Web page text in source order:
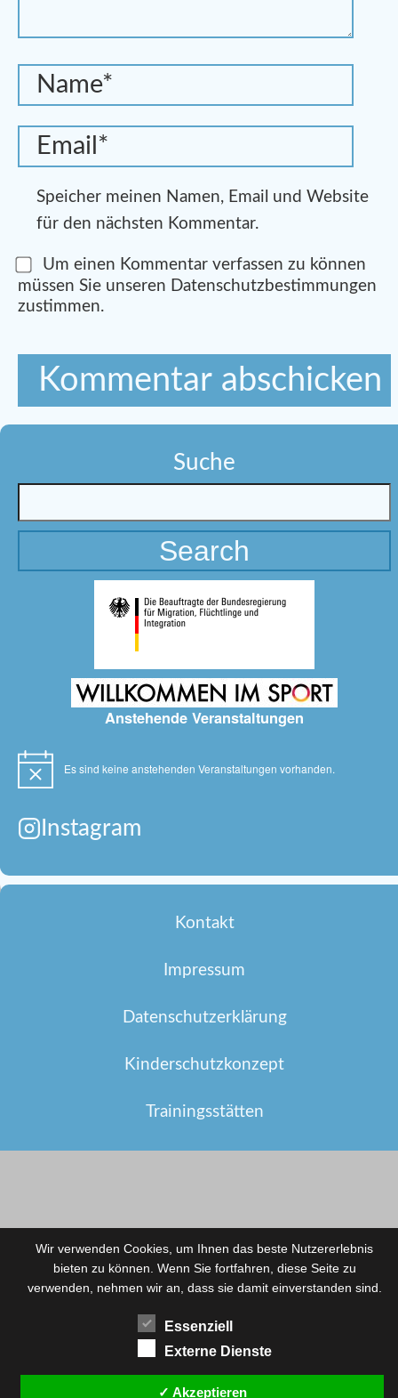
Speicher meinen Namen, Email und Website
für den nächsten Kommentar.
Um einen Kommentar verfassen zu können
müssen Sie unseren Datenschutzbestimmungen
zustimmen.
Suche
Anstehende Veranstaltungen
Hinweis Es sind keine anstehenden Veranstaltungen vorhanden.
Instagram
Kontakt
Impressum
Datenschutzerklärung
Kinderschutzkonzept
Trainingsstätten
Wir verwenden Cookies, um Ihnen das beste Nutzererlebnis
bieten zu können. Wenn Sie fortfahren, diese Seite zu
verwenden, nehmen wir an, dass sie damit einverstanden sind.
Essenziell
Externe Dienste
✓ Akzeptieren